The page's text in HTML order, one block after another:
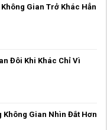
Gian Trở Khác Hẳn
Đôi Khi Khác Chỉ Vì
Không Gian Nhìn Đắt Hơn